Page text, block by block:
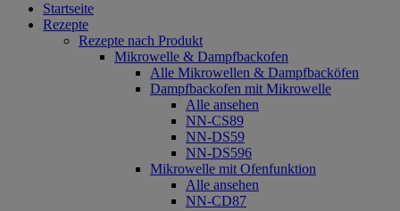
Startseite
Rezepte
Rezepte nach Produkt
Mikrowelle & Dampfbackofen
Alle Mikrowellen & Dampfbacköfen
Dampfbackofen mit Mikrowelle
Alle ansehen
NN-CS89
NN-DS59
NN-DS596
Mikrowelle mit Ofenfunktion
Alle ansehen
NN-CD87